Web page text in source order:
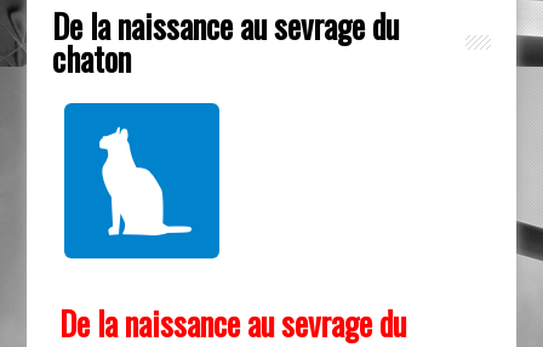
De la naissance au sevrage du
chaton
De la naissance au sevrage du